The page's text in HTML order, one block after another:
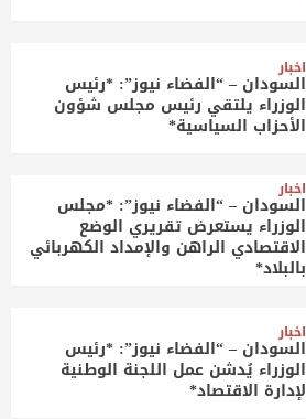
اخبار
السودان – “الفضاء نيوز”: *رئيس
الوزراء يلتقي رئيس مجلس شؤون
الأحزاب السياسية*
اخبار
السودان – “الفضاء نيوز”: *مجلس
الوزراء يستعرض تقريري الوضع
الاقتصادي الراهن والإمداد الكهربائي
بالبلاد*
اخبار
السودان – “الفضاء نيوز”: *رئيس
الوزراء يُدشن عمل اللجنة الوطنية
لإدارة الاقتصاد*